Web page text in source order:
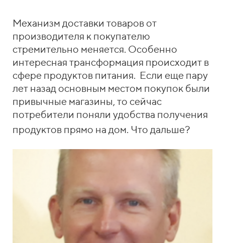
Механизм доставки товаров от
производителя к покупателю
стремительно меняется. Особенно
интересная трансформация происходит в
сфере продуктов питания. Если еще пару
лет назад основным местом покупок были
привычные магазины, то сейчас
потребители поняли удобства получения
продуктов прямо на дом. Что дальше?